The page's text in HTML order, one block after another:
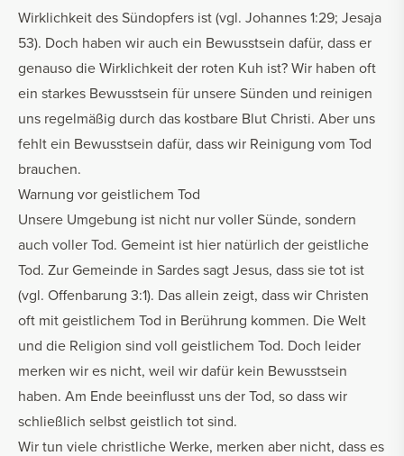
Wirklichkeit des Sündopfers ist (vgl. Johannes 1:29; Jesaja
53). Doch haben wir auch ein Bewusstsein dafür, dass er
genauso die Wirklichkeit der roten Kuh ist? Wir haben oft
ein starkes Bewusstsein für unsere Sünden und reinigen
uns regelmäßig durch das kostbare Blut Christi. Aber uns
fehlt ein Bewusstsein dafür, dass wir Reinigung vom Tod
brauchen.
Warnung vor geistlichem Tod
Unsere Umgebung ist nicht nur voller Sünde, sondern
auch voller Tod. Gemeint ist hier natürlich der geistliche
Tod. Zur Gemeinde in Sardes sagt Jesus, dass sie tot ist
(vgl. Offenbarung 3:1). Das allein zeigt, dass wir Christen
oft mit geistlichem Tod in Berührung kommen. Die Welt
und die Religion sind voll geistlichem Tod. Doch leider
merken wir es nicht, weil wir dafür kein Bewusstsein
haben. Am Ende beeinflusst uns der Tod, so dass wir
schließlich selbst geistlich tot sind.
Wir tun viele christliche Werke, merken aber nicht, dass es